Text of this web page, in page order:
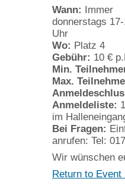
Wann:
Immer
donnerstags
Uhr
Wo: Platz 4
Gebühr: 10 €
Min.
Max.
Anmeldeliste:
im
Bei Fragen:
anrufen: Tel:
Wir wünschen
Return to Event